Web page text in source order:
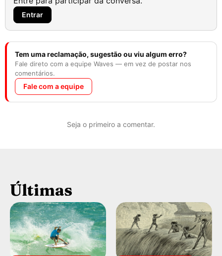
Entrar
Tem uma reclamação, sugestão ou viu algum erro?
Fale direto com a equipe Waves — em vez de postar nos
comentários.
Fale com a equipe
Seja o primeiro a comentar.
Últimas